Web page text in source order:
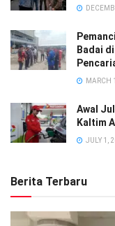
Badai
MARCH
Awal
Kaltim
JULY 1,
Berita Terbaru